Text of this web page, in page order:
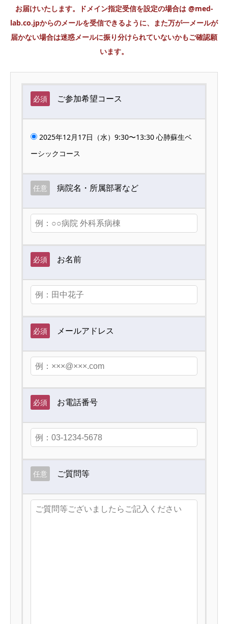
お届けいたします。ドメイン指定受信を設定の場合は @med-
lab.co.jpからのメールを受信できるように、また万が一メールが
届かない場合は迷惑メールに振り分けられていないかもご確認願
います。
必須 ご参加希望コース
2025年12月17日（水）9:30〜13:30 心肺蘇生ベ
ーシックコース
任意 病院名・所属部署など
必須 お名前
必須 メールアドレス
必須 お電話番号
任意 ご質問等